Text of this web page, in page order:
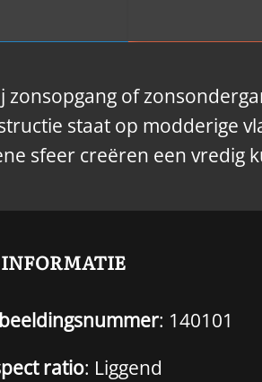
of
staat op modderige
sfeer creëren een vredig
INFORMATIE
: 140101
ratio: Liggend